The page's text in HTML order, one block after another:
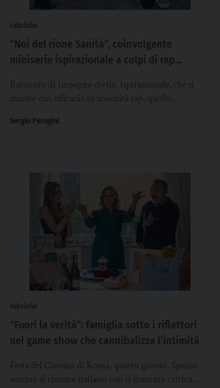
“Noi del rione Sanità”, coinvolgente
miniserie ispirazionale a colpi di rap
Racconto di impegno civile, ispirazionale, che si
muove con efficacia su sonorità rap, quello
Sergio Perugini
“Fuori la verità”: famiglia sotto i riflettori
nel game show che cannibalizza l’intimità
Festa del Cinema di Roma, quarto giorno. Spazio
sempre al cinema italiano con il dramma-critica